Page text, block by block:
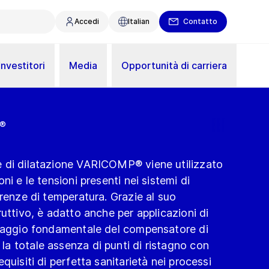
Accedi Italian Contatto
Media Opportunità di carriera
di dilatazione VARICOMP® viene utilizzato
e le tensioni presenti nei sistemi di
di temperatura. Grazie al suo
è adatto anche per applicazioni di
fondamentale del compensatore di
totale assenza di punti di ristagno con
di perfetta sanitarietà nei processi